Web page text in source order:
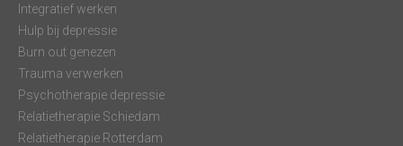
Integratief werken
Hulp bij depressie
Burn out genezen
Trauma verwerken
Psychotherapie depressie
Relatietherapie Schiedam
Relatietherapie Rotterdam